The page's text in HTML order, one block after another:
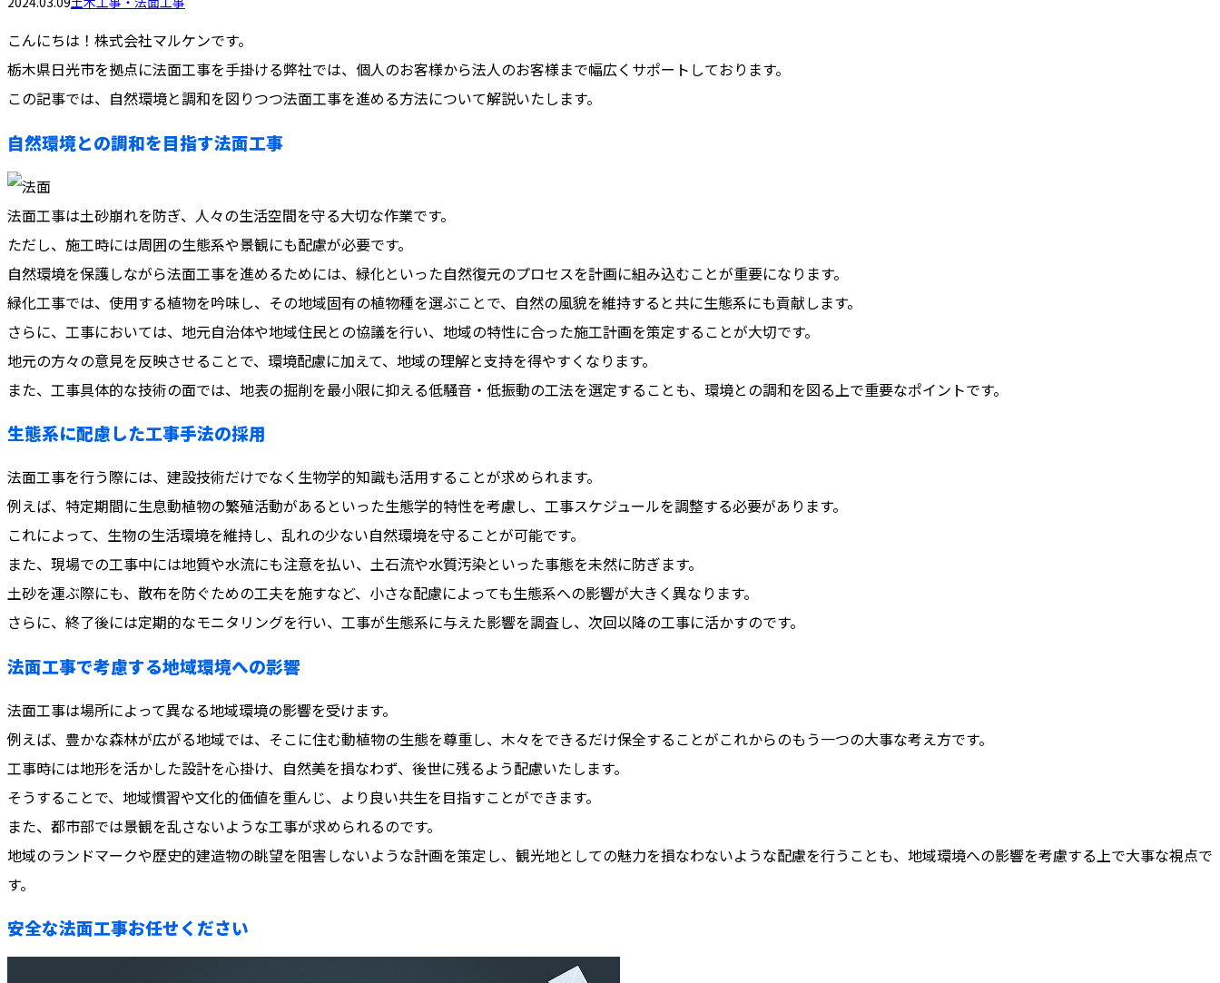
こんにちは！株式会社マルケンです。
栃木県日光市を拠点に法面工事を手掛ける弊社では、個人のお客様から法人のお客様まで幅広くサポートしております。
この記事では、自然環境と調和を図りつつ法面工事を進める方法について解説いたします。
自然環境との調和を目指す法面工事
法面工事は土砂崩れを防ぎ、人々の生活空間を守る大切な作業です。
ただし、施工時には周囲の生態系や景観にも配慮が必要です。
自然環境を保護しながら法面工事を進めるためには、緑化といった自然復元のプロセスを計画に組み込むことが重要になります。
緑化工事では、使用する植物を吟味し、その地域固有の植物種を選ぶことで、自然の風貌を維持すると共に生態系にも貢献します。
さらに、工事においては、地元自治体や地域住民との協議を行い、地域の特性に合った施工計画を策定することが大切です。
地元の方々の意見を反映させることで、環境配慮に加えて、地域の理解と支持を得やすくなります。
また、工事具体的な技術の面では、地表の掘削を最小限に抑える低騒音・低振動の工法を選定することも、環境との調和を図る上で重要なポイントです。
生態系に配慮した工事手法の採用
法面工事を行う際には、建設技術だけでなく生物学的知識も活用することが求められます。
例えば、特定期間に生息動植物の繁殖活動があるといった生態学的特性を考慮し、工事スケジュールを調整する必要があります。
これによって、生物の生活環境を維持し、乱れの少ない自然環境を守ることが可能です。
また、現場での工事中には地質や水流にも注意を払い、土石流や水質汚染といった事態を未然に防ぎます。
土砂を運ぶ際にも、散布を防ぐための工夫を施すなど、小さな配慮によっても生態系への影響が大きく異なります。
さらに、終了後には定期的なモニタリングを行い、工事が生態系に与えた影響を調査し、次回以降の工事に活かすのです。
法面工事で考慮する地域環境への影響
法面工事は場所によって異なる地域環境の影響を受けます。
例えば、豊かな森林が広がる地域では、そこに住む動植物の生態を尊重し、木々をできるだけ保全することがこれからのもう一つの大事な考え方です。
工事時には地形を活かした設計を心掛け、自然美を損なわず、後世に残るよう配慮いたします。
そうすることで、地域慣習や文化的価値を重んじ、より良い共生を目指すことができます。
また、都市部では景観を乱さないような工事が求められるのです。
地域のランドマークや歴史的建造物の眺望を阻害しないような計画を策定し、観光地としての魅力を損なわないような配慮を行うことも、地域環境への影響を考慮する上で大事な視点で
す。
安全な法面工事お任せください